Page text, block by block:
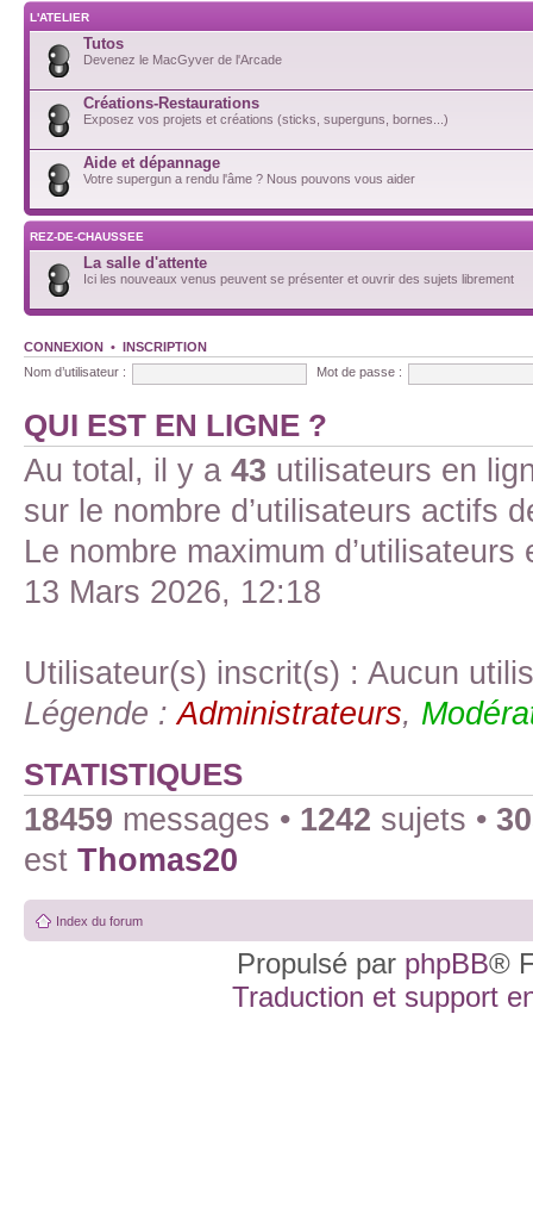
L'ATELIER
Tutos
Devenez le MacGyver de l'Arcade
Créations-Restaurations
Exposez vos projets et créations (sticks, superguns, bornes...)
Aide et dépannage
Votre supergun a rendu l'âme ? Nous pouvons vous aider
REZ-DE-CHAUSSEE
La salle d'attente
Ici les nouveaux venus peuvent se présenter et ouvrir des sujets librement
CONNEXION • INSCRIPTION
Nom d’utilisateur :
Mot de passe :
QUI EST EN LIGNE ?
Au total, il y a 43 utilisateurs en
sur le nombre d’utilisateurs actifs
Le nombre maximum
13 Mars 2026, 12:18
Utilisateur(s) inscrit(s) : Aucun
Légende :Administrateurs,
STATISTIQUES
18459 messages • 1242 sujets •
est Thomas20
Index du forum
Propulsé par phpBB®
Traduction et support